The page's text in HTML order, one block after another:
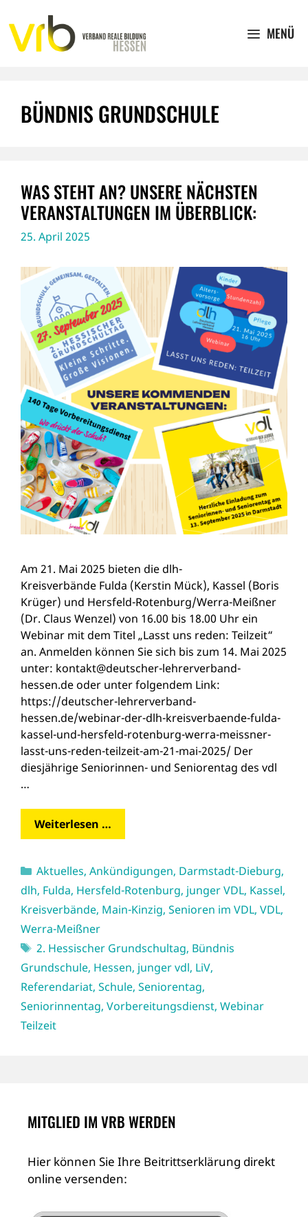
Inhalt
springen
MENÜ
BÜNDNIS GRUNDSCHULE
WAS STEHT AN? UNSERE NÄCHSTEN
VERANSTALTUNGEN IM ÜBERBLICK:
25. April 2025
Am 21. Mai 2025 bieten die dlh-
Kreisverbände Fulda (Kerstin Mück), Kassel (Boris
Krüger) und Hersfeld-Rotenburg/Werra-Meißner
(Dr. Claus Wenzel) von 16.00 bis 18.00 Uhr ein
Webinar mit dem Titel „Lasst uns reden: Teilzeit“
an. Anmelden können Sie sich bis zum 14. Mai 2025
unter: kontakt@deutscher-lehrerverband-
hessen.de oder unter folgendem Link:
https://deutscher-lehrerverband-
hessen.de/webinar-der-dlh-kreisverbaende-fulda-
kassel-und-hersfeld-rotenburg-werra-meissner-
lasst-uns-reden-teilzeit-am-21-mai-2025/ Der
diesjährige Seniorinnen- und Seniorentag des vdl
…
Weiterlesen …
Kategorien
Aktuelles, Ankündigungen, Darmstadt-Dieburg,
dlh, Fulda, Hersfeld-Rotenburg, junger VDL, Kassel,
Kreisverbände, Main-Kinzig, Senioren im VDL, VDL,
Werra-Meißner
Schlagwörter
2. Hessischer Grundschultag, Bündnis
Grundschule, Hessen, junger vdl, LiV,
Referendariat, Schule, Seniorentag,
Seniorinnentag, Vorbereitungsdienst, Webinar
Teilzeit
MITGLIED IM VRB WERDEN
Hier können Sie Ihre Beitrittserklärung direkt
online versenden: